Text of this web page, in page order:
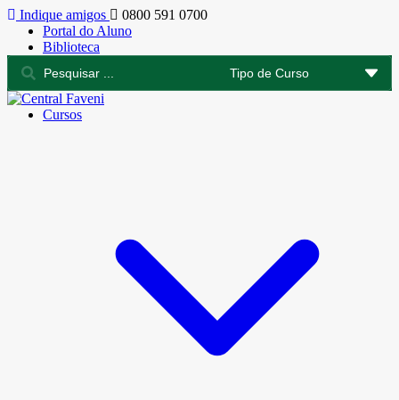
Indique amigos
0800 591 0700
Portal do Aluno
Biblioteca
Cursos